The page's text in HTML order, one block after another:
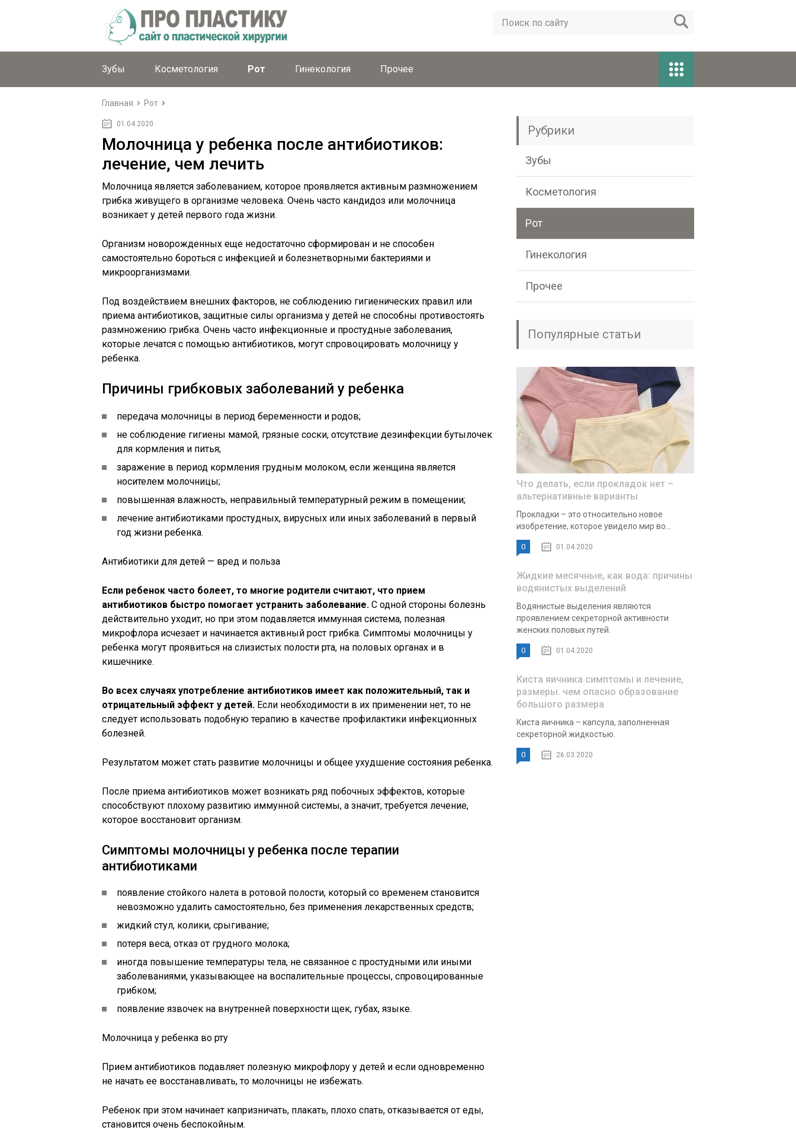
Зубы Косметология Рот Гинекология Прочее
Главная Рот
01.04.2020
Молочница у ребенка после антибиотиков:
лечение, чем лечить
Молочница является заболеванием, которое проявляется активным размножением
грибка живущего в организме человека. Очень часто кандидоз или молочница
возникает у детей первого года жизни.
Организм новорожденных еще недостаточно сформирован и не способен
самостоятельно бороться с инфекцией и болезнетворными бактериями и
микроорганизмами.
Под воздействием внешних факторов, не соблюдению гигиенических правил или
приема антибиотиков, защитные силы организма у детей не способны противостоять
размножению грибка. Очень часто инфекционные и простудные заболевания,
которые лечатся с помощью антибиотиков, могут спровоцировать молочницу у
ребенка.
Причины грибковых заболеваний у ребенка
передача молочницы в период беременности и родов;
не соблюдение гигиены мамой, грязные соски, отсутствие дезинфекции бутылочек
для кормления и питья;
заражение в период кормления грудным молоком, если женщина является
носителем молочницы;
повышенная влажность, неправильный температурный режим в помещении;
лечение антибиотиками простудных, вирусных или иных заболеваний в первый
год жизни ребенка.
Антибиотики для детей — вред и польза
Если ребенок часто болеет, то многие родители считают, что прием
антибиотиков быстро помогает устранить заболевание. С одной стороны болезнь
действительно уходит, но при этом подавляется иммунная система, полезная
микрофлора исчезает и начинается активный рост грибка. Симптомы молочницы у
ребенка могут проявиться на слизистых полости рта, на половых органах и в
кишечнике.
Во всех случаях употребление антибиотиков имеет как положительный, так и
отрицательный эффект у детей. Если необходимости в их применении нет, то не
следует использовать подобную терапию в качестве профилактики инфекционных
болезней.
Результатом может стать развитие молочницы и общее ухудшение состояния ребенка.
После приема антибиотиков может возникать ряд побочных эффектов, которые
способствуют плохому развитию иммунной системы, а значит, требуется лечение,
которое восстановит организм.
Симптомы молочницы у ребенка после терапии
антибиотиками
появление стойкого налета в ротовой полости, который со временем становится
невозможно удалить самостоятельно, без применения лекарственных средств;
жидкий стул, колики, срыгивание;
потеря веса, отказ от грудного молока;
иногда повышение температуры тела, не связанное с простудными или иными
заболеваниями, указывающее на воспалительные процессы, спровоцированные
грибком;
появление язвочек на внутренней поверхности щек, губах, языке.
Молочница у ребенка во рту
Прием антибиотиков подавляет полезную микрофлору у детей и если одновременно
не начать ее восстанавливать, то молочницы не избежать.
Ребенок при этом начинает капризничать, плакать, плохо спать, отказывается от еды,
становится очень беспокойным.
Рубрики
Зубы
Косметология
Рот
Гинекология
Прочее
Популярные статьи
Что делать, если прокладок нет –
альтернативные варианты
Прокладки – это относительно новое
изобретение, которое увидело мир во...
0 01.04.2020
Жидкие месячные, как вода: причины
водянистых выделений
Водянистые выделения являются
проявлением секреторной активности
женских половых путей.
0 01.04.2020
Киста яичника симптомы и лечение,
размеры. чем опасно образование
большого размера
Киста яичника – капсула, заполненная
секреторной жидкостью.
0 26.03.2020